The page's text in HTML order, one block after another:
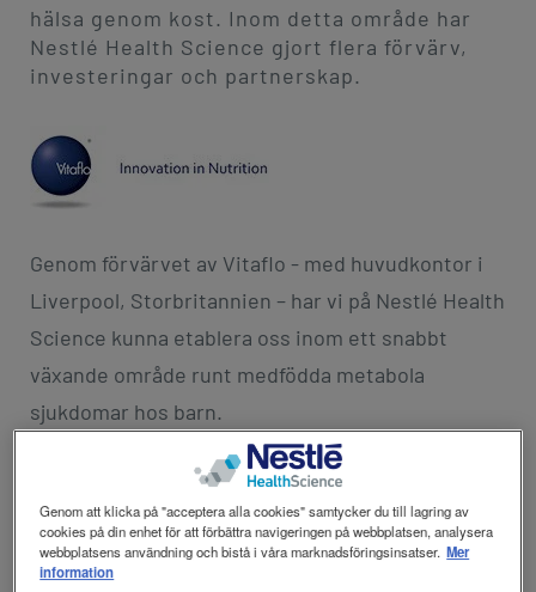
Contact
revamp
Nyhetsbrev Webbinar
Kontakta oss Webbshop
Social
revamp
hälsa genom kost. Inom detta område har
Nestlé Health Science gjort flera förvärv,
investeringar och partnerskap.
Genom förvärvet av Vitaflo - med huvudkontor i
Liverpool, Storbritannien – har vi på Nestlé Health
Science kunna etablera oss inom ett snabbt
växande område runt medfödda metabola
sjukdomar hos barn.
Metbola sjukdomar orsakas av brist på eller
nedsatt funktion av de enzymer som behövs för
att bryta ner fett, kolhydrater eller protein i
maten, vilket kan leda till svåra medicinska
Genom att klicka på "acceptera alla cookies" samtycker du till lagring av
cookies på din enhet för att förbättra navigeringen på webbplatsen, analysera
webbplatsens användning och bistå i våra marknadsföringsinsatser. Mer
information